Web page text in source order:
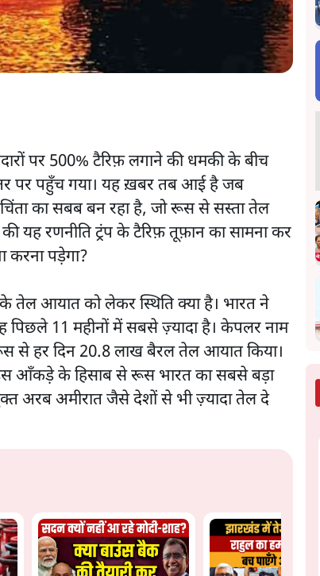
पर 500% टैरिफ़ लगाने की धमकी के बीच
पर पहुँच गया। यह ख़बर तब आई है जब
का सबब बन रहा है, जो रूस से सस्ता तेल
यह रणनीति ट्रंप के टैरिफ़ तूफ़ान का सामना कर
करना पड़ेगा?
तेल आयात को लेकर स्थिति क्या है। भारत ने
पिछले 11 महीनों में सबसे ज़्यादा है। केपलर नाम
हर दिन 20.8 लाख बैरल तेल आयात किया।
आँकड़े के हिसाब से रूस भारत का सबसे बड़ा
अरब अमीरात जैसे देशों से भी ज़्यादा तेल दे